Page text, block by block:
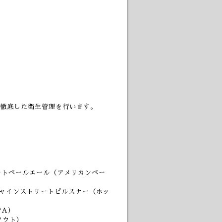
底した衛生管理を行います。
ペールエール（アメリカンペー
ンストリートピルスナー（ホッ
）
ト）